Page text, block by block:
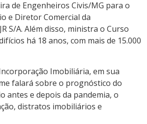
de Engenheiros Civis/MG para o
e Diretor Comercial da
S/A. Além disso, ministra o Curso
há 18 anos, com mais de 15.000
Imobiliária, em sua
falará sobre o prognóstico do
antes e depois da pandemia, o
distratos imobiliários e